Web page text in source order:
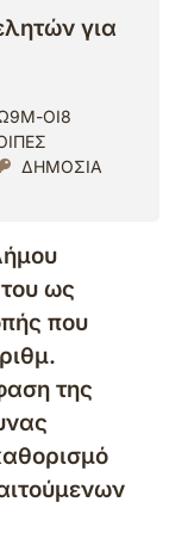
για
ΟΙ8
ΔΗΜΟΣΙΑ
ως
που
της